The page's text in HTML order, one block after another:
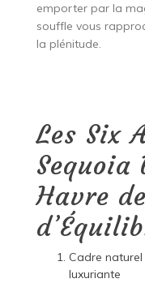
emporter par la
souffle vous
la plénitude.
Les Six
Sequoia
Havre
Cadre
luxuriante